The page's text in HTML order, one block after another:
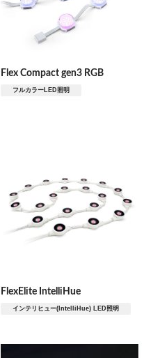
Flex Compact gen3 RGB
フルカラーLED照明
FlexElite IntelliHue
インテリヒュー(IntelliHue) LED照明